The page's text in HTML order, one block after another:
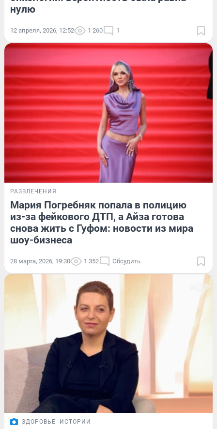
нулю
12 апреля, 2026, 12:52 1 260 1
РАЗВЛЕЧЕНИЯ
Мария Погребняк попала в полицию
из-за фейкового ДТП, а Айза готова
снова жить с Гуфом: новости из мира
шоу-бизнеса
28 марта, 2026, 19:30 1 352 Обсудить
ЗДОРОВЬЕ ИСТОРИИ